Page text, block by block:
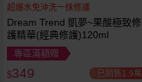
超爆水免沖洗一抹修護
Dream Trend 凱夢~果酸極致修
護精華(經典修護)120ml
專區滿額贈
$349 已銷售1.9萬